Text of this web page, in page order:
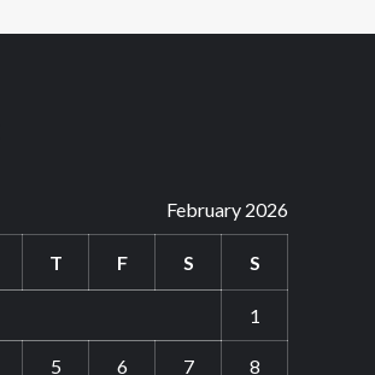
February 2026
T F S S
1
5 6 7 8